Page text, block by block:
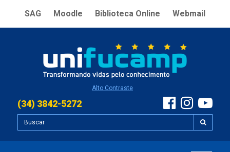
SAG Moodle Biblioteca Online Webmail
Alto Contraste
(34) 3842-5272